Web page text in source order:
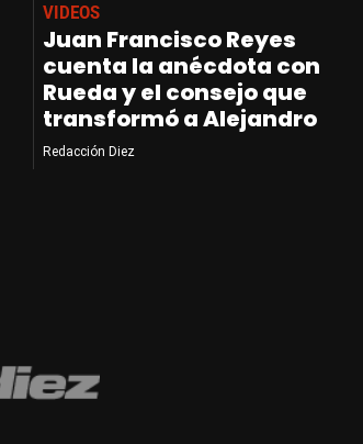
VIDEOS
Juan Francisco Reyes
cuenta la anécdota con
Rueda y el consejo que
transformó a Alejandro
Redacción Diez